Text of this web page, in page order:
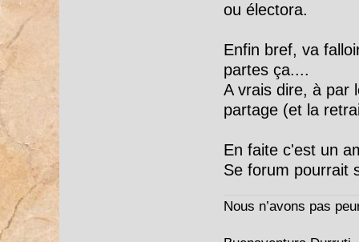
ou électora.
Enfin bref, va
partes ça....
A vrais dire, à par
partage (et la
En faite c'est un
Se forum pourrait
Nous n’avons pas